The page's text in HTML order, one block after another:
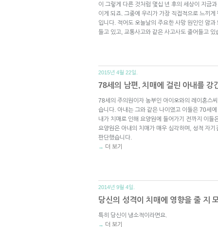
이 그렇게 다른 것처럼 몇십 년 후의 세상이 지금
이게 되죠. 그중에 우리가 가장 직접적으로 느끼
입니다. 적어도 오늘날의 주요한 사망 원인인 암
들고 있고, 교통사고와 같은 사고사도 줄어들고
2015년 4월 22일.
78세의 남편, 치매에 걸린 아내를 강
78세의 주의원이자 농부인 아이오와의 레이혼스
습니다. 아내는 그와 같은 나이였고 이들은 70세
내가 치매로 인해 요양원에 들어가기 전까지 이들
요양원은 아내의 치매가 매우 심각하며, 성적 자
판단했습니다.
→ 더 보기
2014년 9월 4일.
당신의 성격이 치매에 영향을 줄 지
특히 당신이 냉소적이라면요.
→ 더 보기